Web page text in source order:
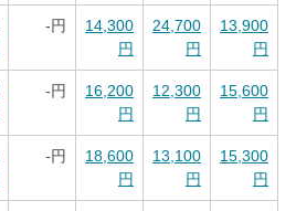
-円
14,300
円
24,700
円
13,900
円
-円
16,200
円
12,300
円
15,600
円
-円
18,600
円
13,100
円
15,300
円